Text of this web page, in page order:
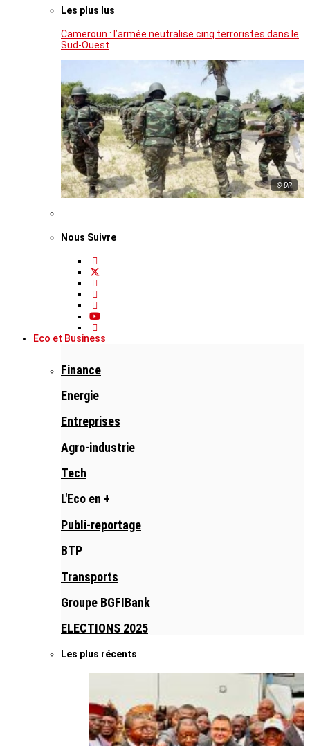
Les plus lus
Cameroun : l’armée neutralise cinq terroristes dans le
Sud-Ouest
© DR
Nous Suivre
Eco et Business
Finance
Energie
Entreprises
Agro-industrie
Tech
L'Eco en +
Publi-reportage
BTP
Transports
Groupe BGFIBank
ELECTIONS 2025
Les plus récents